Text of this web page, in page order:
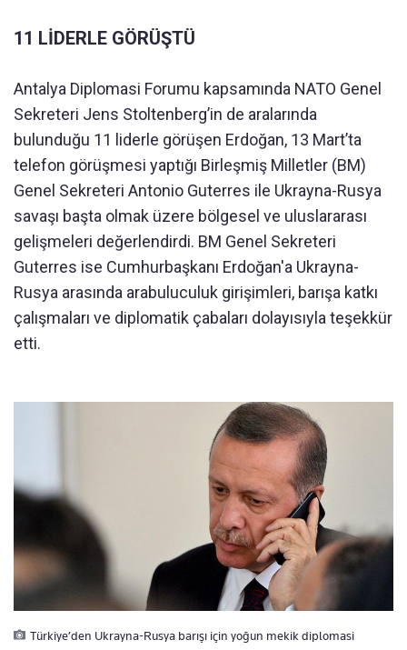
11 LİDERLE GÖRÜŞTÜ
Antalya Diplomasi Forumu kapsamında NATO Genel
Sekreteri Jens Stoltenberg’in de aralarında
bulunduğu 11 liderle görüşen Erdoğan, 13 Mart’ta
telefon görüşmesi yaptığı Birleşmiş Milletler (BM)
Genel Sekreteri Antonio Guterres ile Ukrayna-Rusya
savaşı başta olmak üzere bölgesel ve uluslararası
gelişmeleri değerlendirdi. BM Genel Sekreteri
Guterres ise Cumhurbaşkanı Erdoğan'a Ukrayna-
Rusya arasında arabuluculuk girişimleri, barışa katkı
çalışmaları ve diplomatik çabaları dolayısıyla teşekkür
etti.
Türkiye’den Ukrayna-Rusya barışı için yoğun mekik diplomasi